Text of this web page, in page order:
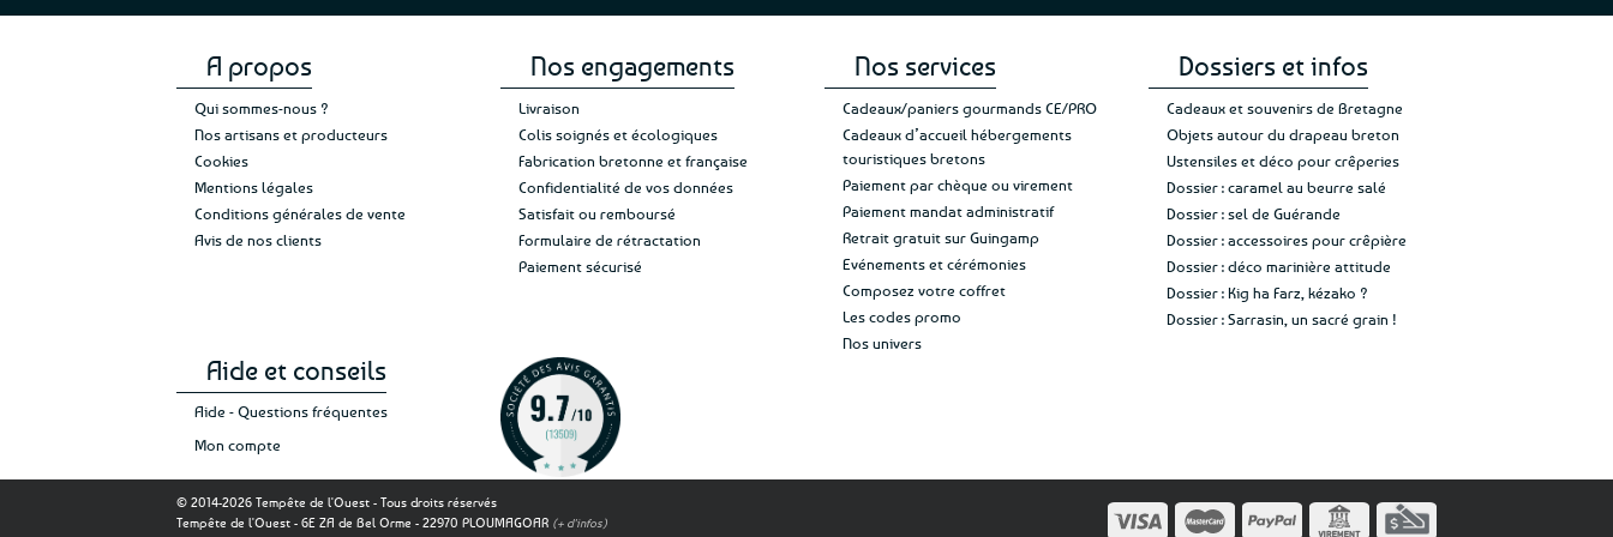
A propos
Qui sommes-nous ?
Nos artisans et producteurs
Cookies
Mentions légales
Conditions générales de vente
Avis de nos clients
Nos engagements
Livraison
Colis soignés et écologiques
Fabrication bretonne et française
Confidentialité de vos données
Satisfait ou remboursé
Formulaire de rétractation
Paiement sécurisé
Nos services
Cadeaux/paniers gourmands CE/PRO
Cadeaux d’accueil hébergements
touristiques bretons
Paiement par chèque ou virement
Paiement mandat administratif
Retrait gratuit sur Guingamp
Evénements et cérémonies
Composez votre coffret
Les codes promo
Nos univers
Dossiers et infos
Cadeaux et souvenirs de Bretagne
Objets autour du drapeau breton
Ustensiles et déco pour crêperies
Dossier : caramel au beurre salé
Dossier : sel de Guérande
Dossier : accessoires pour crêpière
Dossier : déco marinière attitude
Dossier : Kig ha Farz, kézako ?
Dossier : Sarrasin, un sacré grain !
Aide et conseils
Aide - Questions fréquentes
Mon compte
© 2014-2026 Tempête de l'Ouest - Tous droits réservés
Tempête de l'Ouest - 6E ZA de Bel Orme - 22970 PLOUMAGOAR (+ d'infos)